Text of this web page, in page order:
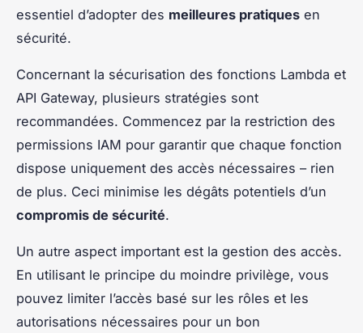
essentiel d’adopter des meilleures pratiques en
sécurité.
Concernant la sécurisation des fonctions Lambda et
API Gateway, plusieurs stratégies sont
recommandées. Commencez par la restriction des
permissions IAM pour garantir que chaque fonction
dispose uniquement des accès nécessaires – rien
de plus. Ceci minimise les dégâts potentiels d’un
compromis de sécurité.
Un autre aspect important est la gestion des accès.
En utilisant le principe du moindre privilège, vous
pouvez limiter l’accès basé sur les rôles et les
autorisations nécessaires pour un bon